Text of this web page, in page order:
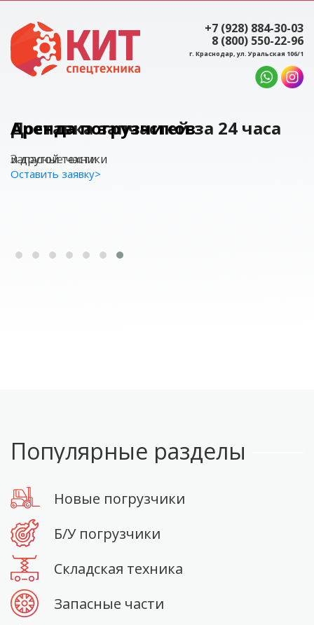
+7 (928) 884-30-03
8 (800) 550-22-96
г. Краснодар, ул. Уральская 106/1
Аренда погрузчиков
и другой техники
Оставить заявку>
Популярные разделы
Новые погрузчики
Б/У погрузчики
Складская техника
Запасные части